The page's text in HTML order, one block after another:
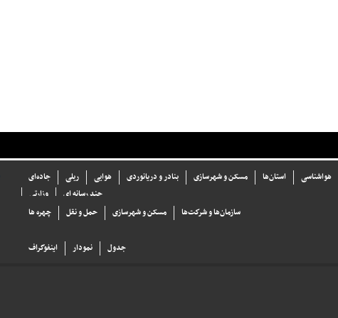
جاده‌ای ریلی هوایی بنادر و دریانوردی مسکن و شهرسازی استان‌ها
هواشناسی
وزارتی
چند رسانه ای
چهره ها حمل و نقل مسکن و شهرسازی سازما‌ن‌ها و شركت‌ها
اینفوگراف نمودار جدول